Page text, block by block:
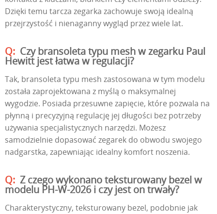
Dzięki temu tarcza zegarka zachowuje swoją idealną
przejrzystość i nienaganny wygląd przez wiele lat.
Czy bransoleta typu mesh w zegarku Paul
Hewitt jest łatwa w regulacji?
Tak, bransoleta typu mesh zastosowana w tym modelu
została zaprojektowana z myślą o maksymalnej
wygodzie. Posiada przesuwne zapięcie, które pozwala na
płynną i precyzyjną regulację jej długości bez potrzeby
używania specjalistycznych narzędzi. Możesz
samodzielnie dopasować zegarek do obwodu swojego
nadgarstka, zapewniając idealny komfort noszenia.
Z czego wykonano teksturowany bezel w
modelu PH-W-2026 i czy jest on trwały?
Charakterystyczny, teksturowany bezel, podobnie jak